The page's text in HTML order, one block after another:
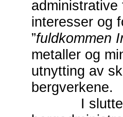
interesser og
”fuldkommen
metaller og
utnytting av
bergverkene.
I slutten